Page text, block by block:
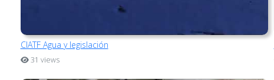
CIATF Agua y legislación
31 views